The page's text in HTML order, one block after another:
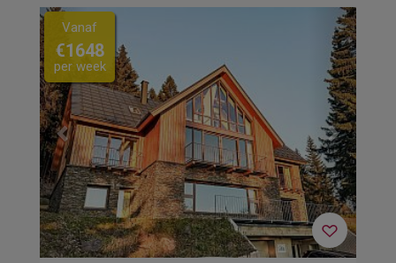
Previous Next
Vanaf
€1648
per week